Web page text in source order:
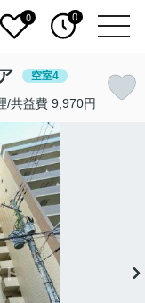
0 0
空室4
/共益費 9,970円